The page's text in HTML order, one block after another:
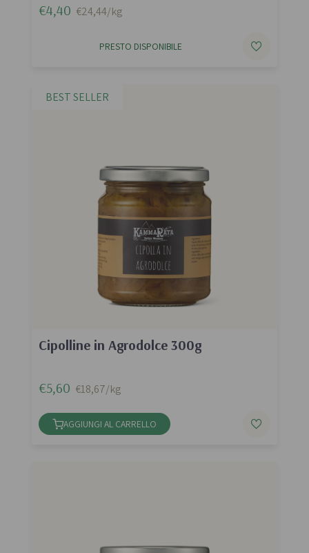
€4,40 €24,44/kg
PRESTO DISPONIBILE
Cipolline in Agrodolce 300g
BEST SELLER
€5,60 €18,67/kg
AGGIUNGI AL CARRELLO